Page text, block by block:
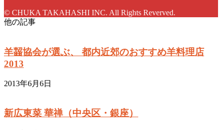
© CHUKA TAKAHASHI INC. All Rights Reverved.
他の記事
羊齧協会が選ぶ、 都内近郊のおすすめ羊料理店
2013
2013年6月6日
新広東菜 華禅（中央区・銀座）